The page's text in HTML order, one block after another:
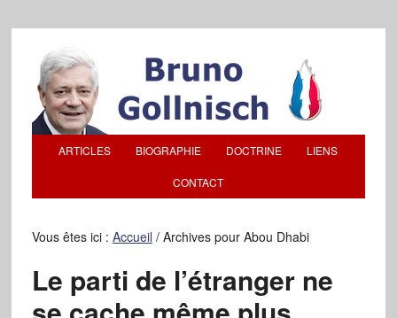
ARTICLES BIOGRAPHIE DOCTRINE LIENS
CONTACT
Vous êtes ici : Accueil /Archives pour Abou Dhabi
Le parti de l’étranger ne